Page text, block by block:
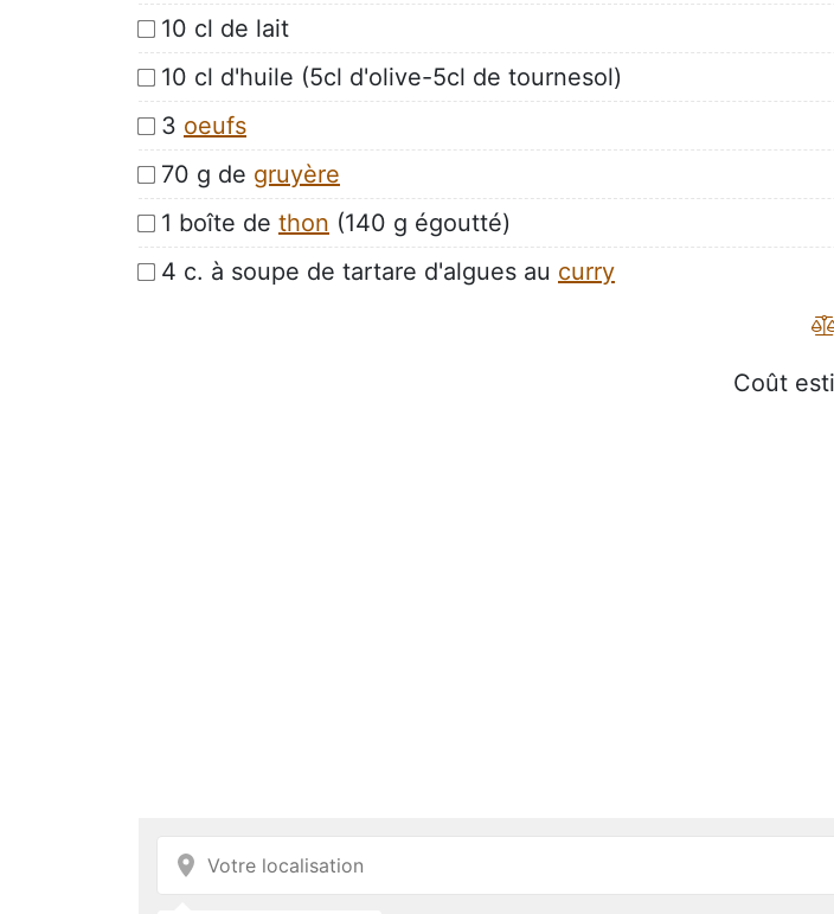
10 cl de lait
10 cl d'huile (5cl d'olive-5cl de tournesol)
3 oeufs
70 g de gruyère
1 boîte de thon (140 g égoutté)
4 c. à soupe de tartare d'algues au curry
Coût